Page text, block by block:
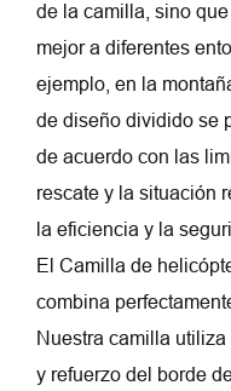
de la camilla, sino
mejor a diferentes
ejemplo, en la
de diseño dividido se
de acuerdo con las
rescate y la situación
la eficiencia y la
El Camilla de
combina
Nuestra camilla
y refuerzo del borde